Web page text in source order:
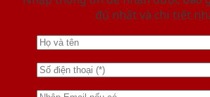
đủ nhất và chi tiết